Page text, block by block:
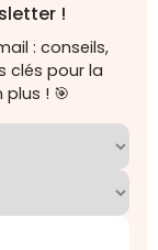
!
: conseils,
clés pour la
! 🎯